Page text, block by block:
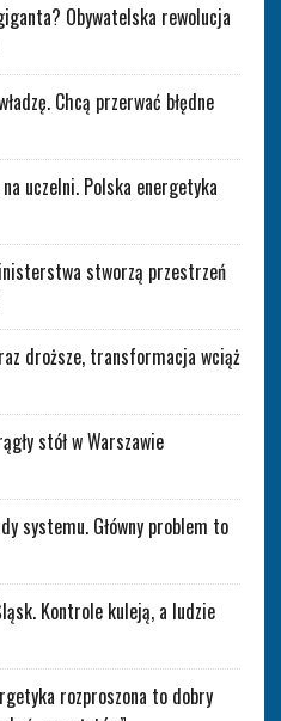
Obywatelska rewolucja
Chcą przerwać błędne
uczelni. Polska energetyka
stworzą przestrzeń
droższe, transformacja wciąż
stół w Warszawie
systemu. Główny problem to
Kontrole kuleją, a ludzie
rozproszona to dobry